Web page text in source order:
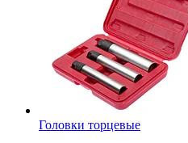
Головки торцевые